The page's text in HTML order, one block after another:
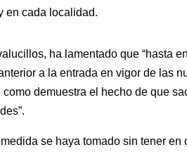
en cada localidad.
ha lamentado que “hasta
a la entrada en vigor de las
demuestra el hecho de que
se haya tomado sin tener